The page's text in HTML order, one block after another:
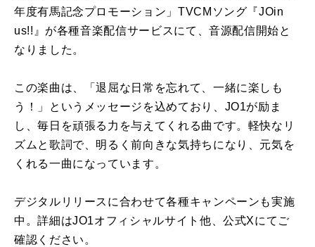
年度有馬記念プロモーション」TVCMソング『JOin
us!!』が各種⾳楽配信サービスにて、⾳源配信開始と
なりました。
この楽曲は、「退屈な日常を忘れて、一緒に楽しも
う！」というメッセージを込めており、JO1が励ま
し、毎日を頑張る力を与えてくれる曲です。軽快なリ
ズムと歌詞で、明るく前向きな気持ちになり、元気を
くれる一曲になっています。
デジタルリリースに合わせて各種キャンペーンも実施
中。詳細はJO1オフィシャルサイト他、公式Xにてご
確認ください。